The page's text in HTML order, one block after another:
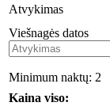
Atvykimas
Viešnagės datos
Minimum naktų: 2
Kaina viso: